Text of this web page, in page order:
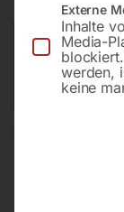
Versandkosten
Bitte beachten
Andere Länder
Externe
Inhalte
Media-
werden,
keine